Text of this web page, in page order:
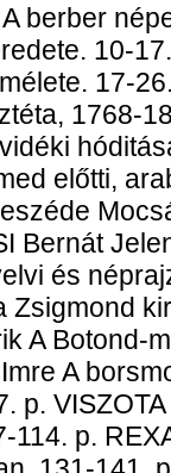
berber
10-
17-
1768-
előtti,
Bernát
és
Zsigmond
A Botond-
A
p.
114. p.